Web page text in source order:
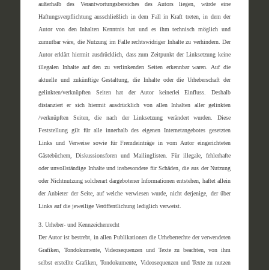
außerhalb des Verantwortungsbereiches des Autors liegen, würde eine
Haftungsverpflichtung ausschließlich in dem Fall in Kraft treten, in dem der
Autor von den Inhalten Kenntnis hat und es ihm technisch möglich und
zumutbar wäre, die Nutzung im Falle rechtswidriger Inhalte zu verhindern. Der
Autor erklärt hiermit ausdrücklich, dass zum Zeitpunkt der Linksetzung keine
illegalen Inhalte auf den zu verlinkenden Seiten erkennbar waren. Auf die
aktuelle und zukünftige Gestaltung, die Inhalte oder die Urheberschaft der
gelinkten/verknüpften Seiten hat der Autor keinerlei Einfluss. Deshalb
distanziert er sich hiermit ausdrücklich von allen Inhalten aller gelinkten
/verknüpften Seiten, die nach der Linksetzung verändert wurden. Diese
Feststellung gilt für alle innerhalb des eigenen Internetangebotes gesetzten
Links und Verweise sowie für Fremdeinträge in vom Autor eingerichteten
Gästebüchern, Diskussionsforen und Mailinglisten. Für illegale, fehlerhafte
oder unvollständige Inhalte und insbesondere für Schäden, die aus der Nutzung
oder Nichtnutzung solcherart dargebotener Informationen entstehen, haftet allein
der Anbieter der Seite, auf welche verwiesen wurde, nicht derjenige, der über
Links auf die jeweilige Veröffentlichung lediglich verweist.
3. Urheber- und Kennzeichenrecht
Der Autor ist bestrebt, in allen Publikationen die Urheberrechte der verwendeten
Grafiken, Tondokumente, Videosequenzen und Texte zu beachten, von ihm
selbst erstellte Grafiken, Tondokumente, Videosequenzen und Texte zu nutzen